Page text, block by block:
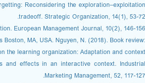
Reconsidering the exploration–exploitation
tradeoff. Strategic Organization, 14(1), 53-72.
European Management Journal, 10(2), 146-156.
MA, USA. Nguyen, N. (2018). Book review:
the learning organization: Adaptation and context.
and effects in an interactive context. Industrial
Marketing Management, 52, 117-127.